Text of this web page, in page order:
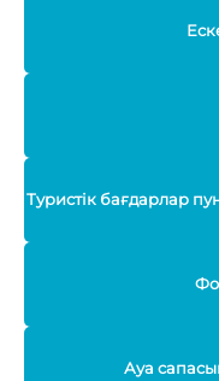
Туристік бағдарлар
Ауа